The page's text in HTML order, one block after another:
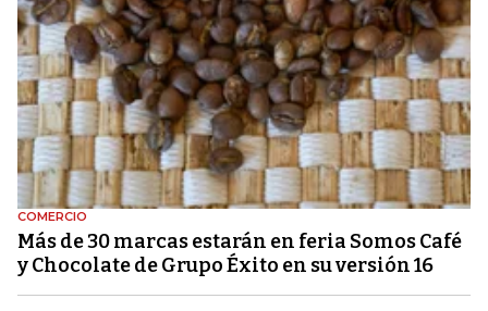
COMERCIO
Más de 30 marcas estarán en feria Somos Café
y Chocolate de Grupo Éxito en su versión 16